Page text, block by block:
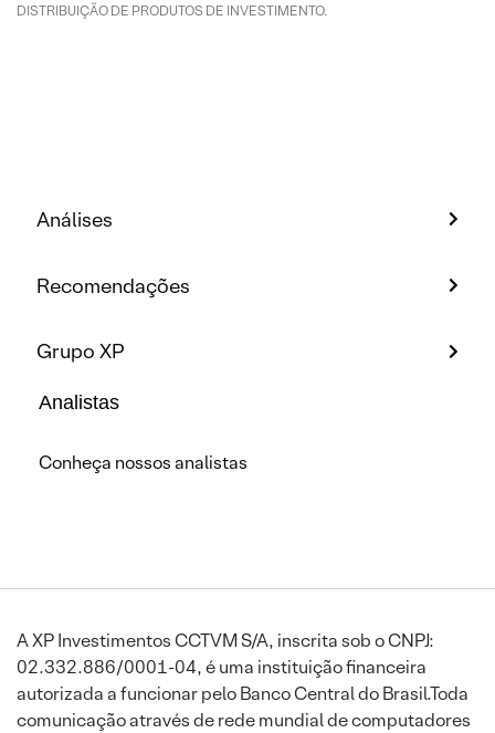
DISTRIBUIÇÃO DE PRODUTOS DE INVESTIMENTO.
Análises
Recomendações
Grupo XP
Analistas
Conheça nossos analistas
A XP Investimentos CCTVM S/A, inscrita sob o CNPJ:
02.332.886/0001-04, é uma instituição financeira
autorizada a funcionar pelo Banco Central do Brasil.Toda
comunicação através de rede mundial de computadores